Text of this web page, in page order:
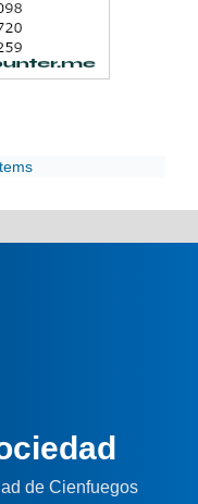
de Cienfuegos